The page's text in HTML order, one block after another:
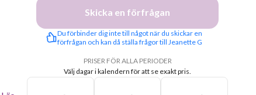
Skicka en förfrågan
Du förbinder dig inte till något när du skickar en
förfrågan och kan då ställa frågor till Jeanette G
PRISER FÖR ALLA PERIODER
Välj dagar i kalendern för att se exakt pris.